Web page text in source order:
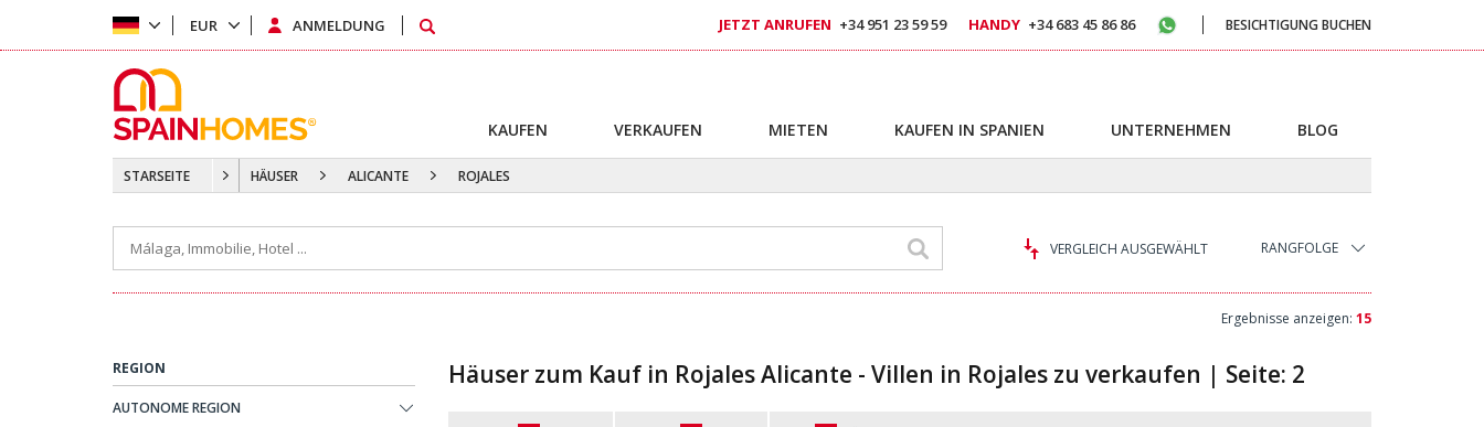
STARSEITE HÄUSER ALICANTE ROJALES
VERGLEICH AUSGEWÄHLT RANGFOLGE
Ergebnisse anzeigen: 15
REGION
AUTONOME REGION
Häuser zum Kauf in Rojales Alicante - Villen in Rojales zu verkaufen | Seite: 2
EUR ANMELDUNG JETZT ANRUFEN +34 951 23 59 59 HANDY +34 683 45 86 86 BESICHTIGUNG BUCHEN
KAUFEN VERKAUFEN MIETEN KAUFEN IN SPANIEN UNTERNEHMEN BLOG